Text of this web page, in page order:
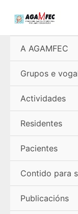
A AGAMFEC
Grupos e
Actividades
Residentes
Pacientes
Contido para
Publicacións